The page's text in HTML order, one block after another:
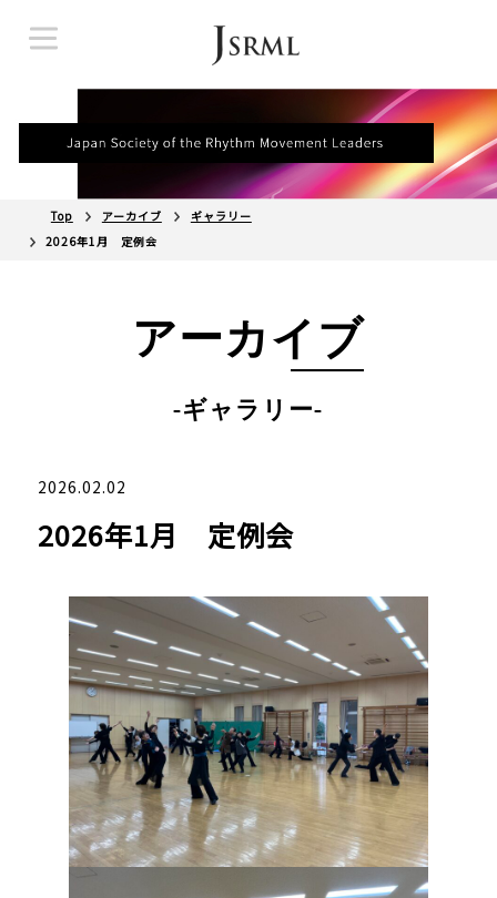
Top アーカイブ
ギャラリー
2026年1月 定例会
アーカイブ
-ギャラリー-
2026.02.02
2026年1月 定例会